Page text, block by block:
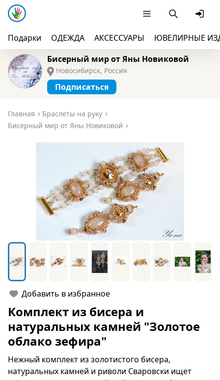
Подарки ОДЕЖДА АКСЕССУАРЫ
ЮВЕЛИРНЫЕ
Бисерный мир от Яны Новиковой
Новосибирск, Россия
Подписаться
Главная
Браслеты на руку
Бисерный мир от Яны Новиковой
Добавить в избранное
Комплект из бисера и
натуральных камней "Золотое
облако зефира"
Нежный комплект из золотистого бисера,
натуральных камней и риволи Сваровски ищет